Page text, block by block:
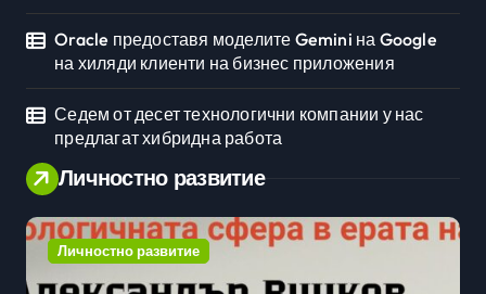
Oracle предоставя моделите Gemini на Google
на хиляди клиенти на бизнес приложения
Седем от десет технологични компании у нас
предлагат хибридна работа
Личностно развитие
развитие